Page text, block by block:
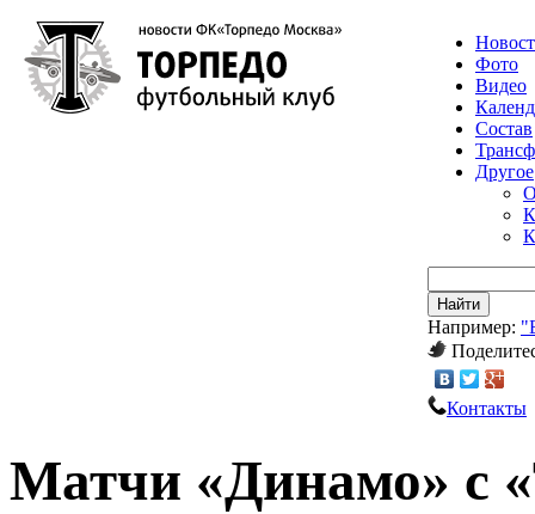
Фото
Видео
Состав
Другое
Найти
Например:
Контакты
Матчи «Динамо» с